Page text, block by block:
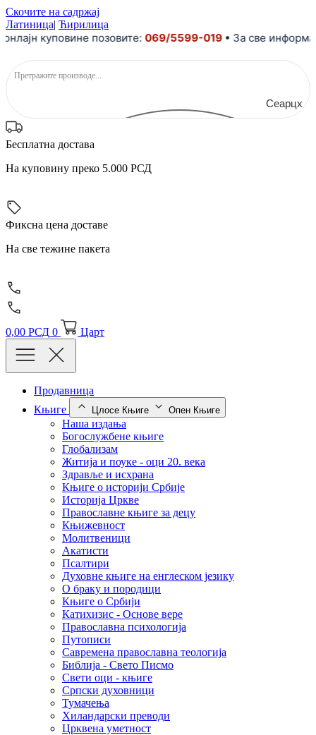
Скочите на садржај
Латиница| Ћирилица
куповине позовите:069/5599-019• За све
Сеарцх
Бесплатна достава
На куповину преко 5.000 РСД
Фиксна цена доставе
На све тежине пакета
0,00 РСД 0 Царт
Продавница
Књиге
Цлосе Књиге Опен Књиге
Наша издања
Богослужбене књиге
Глобализам
Житија и поуке - оци 20. века
Здравље и исхрана
Књиге о историји Србије
Историја Цркве
Православне књиге за децу
Књижевност
Молитвеници
Акатисти
Псалтири
Духовне књиге на енглеском језику
О браку и породици
Књиге о Србији
Катихизис - Основе вере
Православна психологија
Путописи
Савремена православна теологија
Библија - Свето Писмо
Свети оци - књиге
Српски духовници
Тумачења
Хиландарски преводи
Црквена уметност